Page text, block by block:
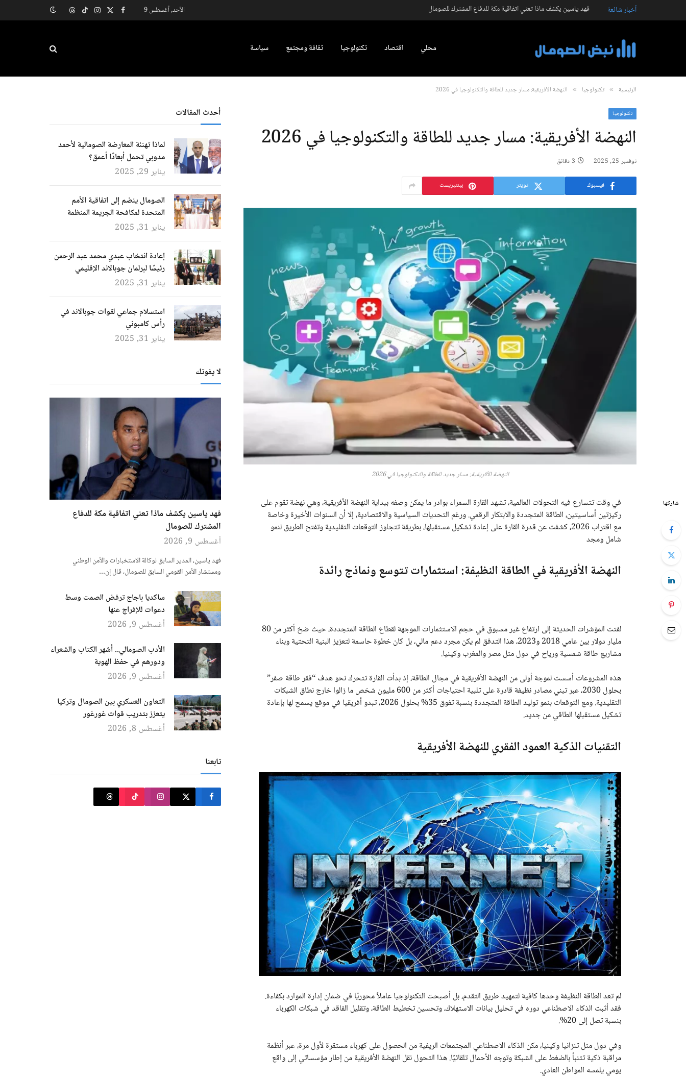
أخبار شائعة فهد ياسين يكشف ماذا تعني اتفاقية مكة للدفاع المشترك للصومال الأحد, أغسطس 9 فيسبوك
X
الانستغرام
تيكتوكThreads
محلي اقتصاد تكنولوجيا ثقافة ومجتمع سياسة
الرئيسية » تكنولوجيا » النهضة الأفريقية: مسار جديد للطاقة والتكنولوجيا في 2026
تكنولوجيا
النهضة الأفريقية: مسار جديد للطاقة والتكنولوجيا في 2026
نوفمبر 25, 2025 3 دقائق
فيسبوك تويتر بينتيريست
النهضة الأفريقية: مسار جديد للطاقة والتكنولوجيا في 2026
شاركها
في وقت تتسارع فيه التحولات العالمية، تشهد القارة السمراء بوادر ما يمكن وصفه ببداية النهضة الأفريقية، وهي نهضة تقوم على
ركيزتين أساسيتين، الطاقة المتجددة والابتكار الرقمي. ورغم التحديات السياسية والاقتصادية، إلا أن السنوات الأخيرة وخاصة
مع اقتراب 2026، كشفت عن قدرة القارة على إعادة تشكيل مستقبلها، بطريقة تتجاوز التوقعات التقليدية وتفتح الطريق لنمو
شامل ومجد
النهضة الأفريقية في الطاقة النظيفة: استثمارات تتوسع ونماذج رائدة
لفتت المؤشرات الحديثة إلى ارتفاع غير مسبوق في حجم الاستثمارات الموجهة لقطاع الطاقة المتجددة، حيث ضخ أكثر من 80
مليار دولار بين عامي 2018 و2023، هذا التدفق لم يكن مجرد دعم مالي، بل كان خطوة حاسمة لتعزيز البنية التحتية وبناء
مشاريع طاقة شمسية ورياح في دول مثل مصر والمغرب وكينيا.
هذه المشروعات أسست لموجة أولى من النهضة الأفريقية في مجال الطاقة، إذ بدأت القارة تتحرك نحو هدف “فقر طاقة صفر”
بحلول 2030، عبر تبني مصادر نظيفة قادرة على تلبية احتياجات أكثر من 600 مليون شخص ما زالوا خارج نطاق الشبكات
التقليدية. ومع التوقعات بنمو توليد الطاقة المتجددة بنسبة تفوق 35% بحلول 2026، تبدو أفريقيا في موقع يسمح لها بإعادة
تشكيل مستقبلها الطاقي من جديد.
التقنيات الذكية العمود الفقري للنهضة الأفريقية
لم تعد الطاقة النظيفة وحدها كافية لتمهيد طريق التقدم، بل أصبحت التكنولوجيا عاملاً محوريًا في ضمان إدارة الموارد بكفاءة.
فقد أثبت الذكاء الاصطناعي دوره في تحليل بيانات الاستهلاك، وتحسين تخطيط الطاقة، وتقليل الفاقد في شبكات الكهرباء
بنسبة تصل إلى 20%.
وفي دول مثل تنزانيا وكينيا، مكن الذكاء الاصطناعي المجتمعات الريفية من الحصول على كهرباء مستقرة لأول مرة، عبر أنظمة
مراقبة ذكية تتنبأ بالضغط على الشبكة وتوجه الأحمال تلقائيًا. هذا التحول نقل النهضة الأفريقية من إطار مؤسساتي إلى واقع
يومي يلمسه المواطن العادي.
أحدث المقالات
لماذا تهنئة المعارضة الصومالية لأحمد
مدوبي تحمل أبعادًا أعمق؟
يناير 29, 2025
الصومال ينضم إلى اتفاقية الأمم
المتحدة لمكافحة الجريمة المنظمة
يناير 31, 2025
إعادة انتخاب عبدي محمد عبد الرحمن
رئيسًا لبرلمان جوبالاند الإقليمي
يناير 31, 2025
استسلام جماعي لقوات جوبالاند في
رأس كامبوني
يناير 31, 2025
لا يفوتك
فهد ياسين يكشف ماذا تعني اتفاقية مكة للدفاع
المشترك للصومال
أغسطس 9, 2026
فهد ياسين، المدير السابق لوكالة الاستخبارات والأمن الوطني
ومستشار الأمن القومي السابق للصومال، قال إن…
ساكديا باجاج ترفض الصمت وسط
دعوات للإفراج عنها
أغسطس 9, 2026
الأدب الصومالي.. أشهر الكتاب والشعراء
ودورهم في حفظ الهوية
أغسطس 9, 2026
التعاون العسكري بين الصومال وتركيا
يتعزز بتدريب قوات غورغور
أغسطس 8, 2026
تابعنا